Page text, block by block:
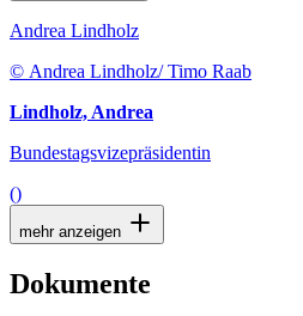
Andrea Lindholz
© Andrea Lindholz/ Timo Raab
Lindholz, Andrea
Bundestagsvizepräsidentin
()
mehr anzeigen
Dokumente